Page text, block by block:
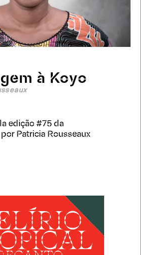
à Koyo
edição #75 da
Patricia Rousseaux